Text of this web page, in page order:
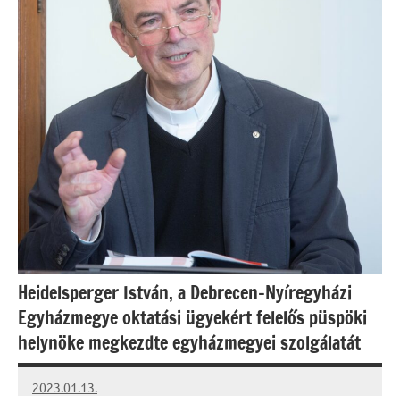
Heidelsperger István, a Debrecen-Nyíregyházi
Egyházmegye oktatási ügyekért felelős püspöki
helynöke megkezdte egyházmegyei szolgálatát
2023.01.13.